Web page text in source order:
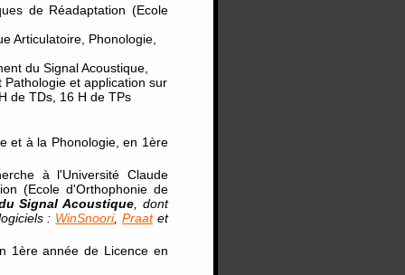
de Réadaptation (Ecole
Articulatoire, Phonologie,
du Signal Acoustique,
et application sur
de TDs, 16 H de TPs
et à la Phonologie, en 1ère
à l'Université Claude
(Ecole d'Orthophonie de
Signal Acoustique , dont
: WinSnoori,Praatet
1ère année de Licence en